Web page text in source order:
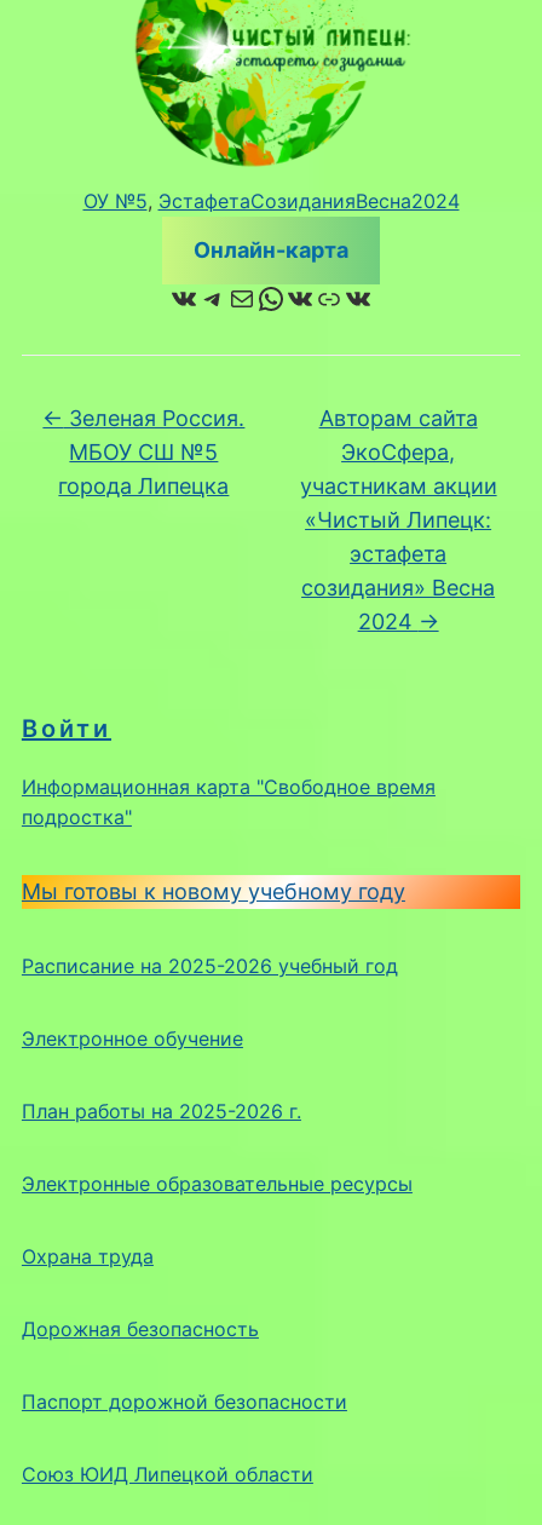
Войти
Информационная карта "Свободное время
подростка"
Мы готовы к новому учебному году
Расписание на 2025-2026 учебный год
Электронное обучение
План работы на 2025-2026 г.
Электронные образовательные ресурсы
Охрана труда
Дорожная безопасность
Паспорт дорожной безопасности
Союз ЮИД Липецкой области
ОУ №5, ЭстафетаСозиданияВесна2024
Онлайн-карта
ВКонтакте
Telegram
Почта
WhatsApp
ВКонтакте
Ссылка
ВКонтакте
← Зеленая Россия.
МБОУ СШ №5
города Липецка
Авторам сайта
ЭкоСфера,
участникам акции
«Чистый Липецк:
эстафета
созидания» Весна
2024 →